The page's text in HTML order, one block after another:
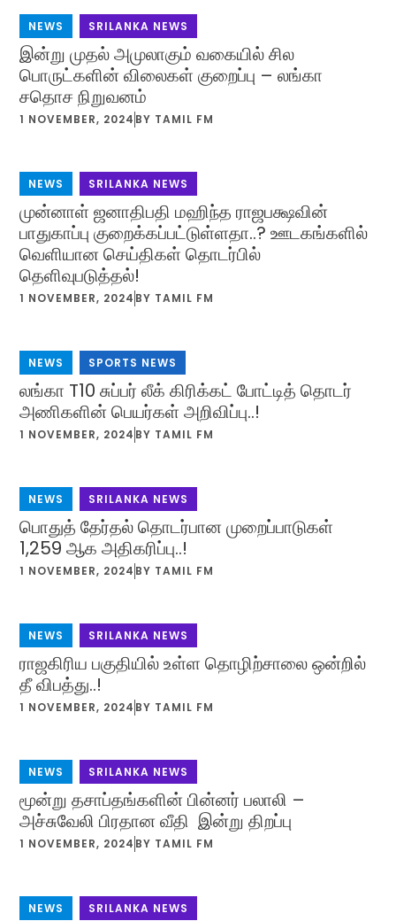
NEWS SRILANKA NEWS
இன்று முதல் அமுலாகும் வகையில் சில
பொருட்களின் விலைகள் குறைப்பு – லங்கா
சதொச நிறுவனம்
1 NOVEMBER, 2024 BY TAMIL FM
NEWS SRILANKA NEWS
முன்னாள் ஜனாதிபதி மஹிந்த ராஜபக்ஷவின்
பாதுகாப்பு குறைக்கப்பட்டுள்ளதா..? ஊடகங்களில்
வெளியான செய்திகள் தொடர்பில்
தெளிவுபடுத்தல்!
1 NOVEMBER, 2024 BY TAMIL FM
NEWS SPORTS NEWS
லங்கா T10 சுப்பர் லீக் கிரிக்கட் போட்டித் தொடர்
அணிகளின் பெயர்கள் அறிவிப்பு..!
1 NOVEMBER, 2024 BY TAMIL FM
NEWS SRILANKA NEWS
பொதுத் தேர்தல் தொடர்பான முறைப்பாடுகள்
1,259 ஆக அதிகரிப்பு..!
1 NOVEMBER, 2024 BY TAMIL FM
NEWS SRILANKA NEWS
ராஜகிரிய பகுதியில் உள்ள தொழிற்சாலை ஒன்றில்
தீ விபத்து..!
1 NOVEMBER, 2024 BY TAMIL FM
NEWS SRILANKA NEWS
மூன்று தசாப்தங்களின் பின்னர் பலாலி –
அச்சுவேலி பிரதான வீதி இன்று திறப்பு
1 NOVEMBER, 2024 BY TAMIL FM
NEWS SRILANKA NEWS